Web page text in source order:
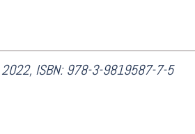
2022, ISBN: ‎978-3-9819587-7-5